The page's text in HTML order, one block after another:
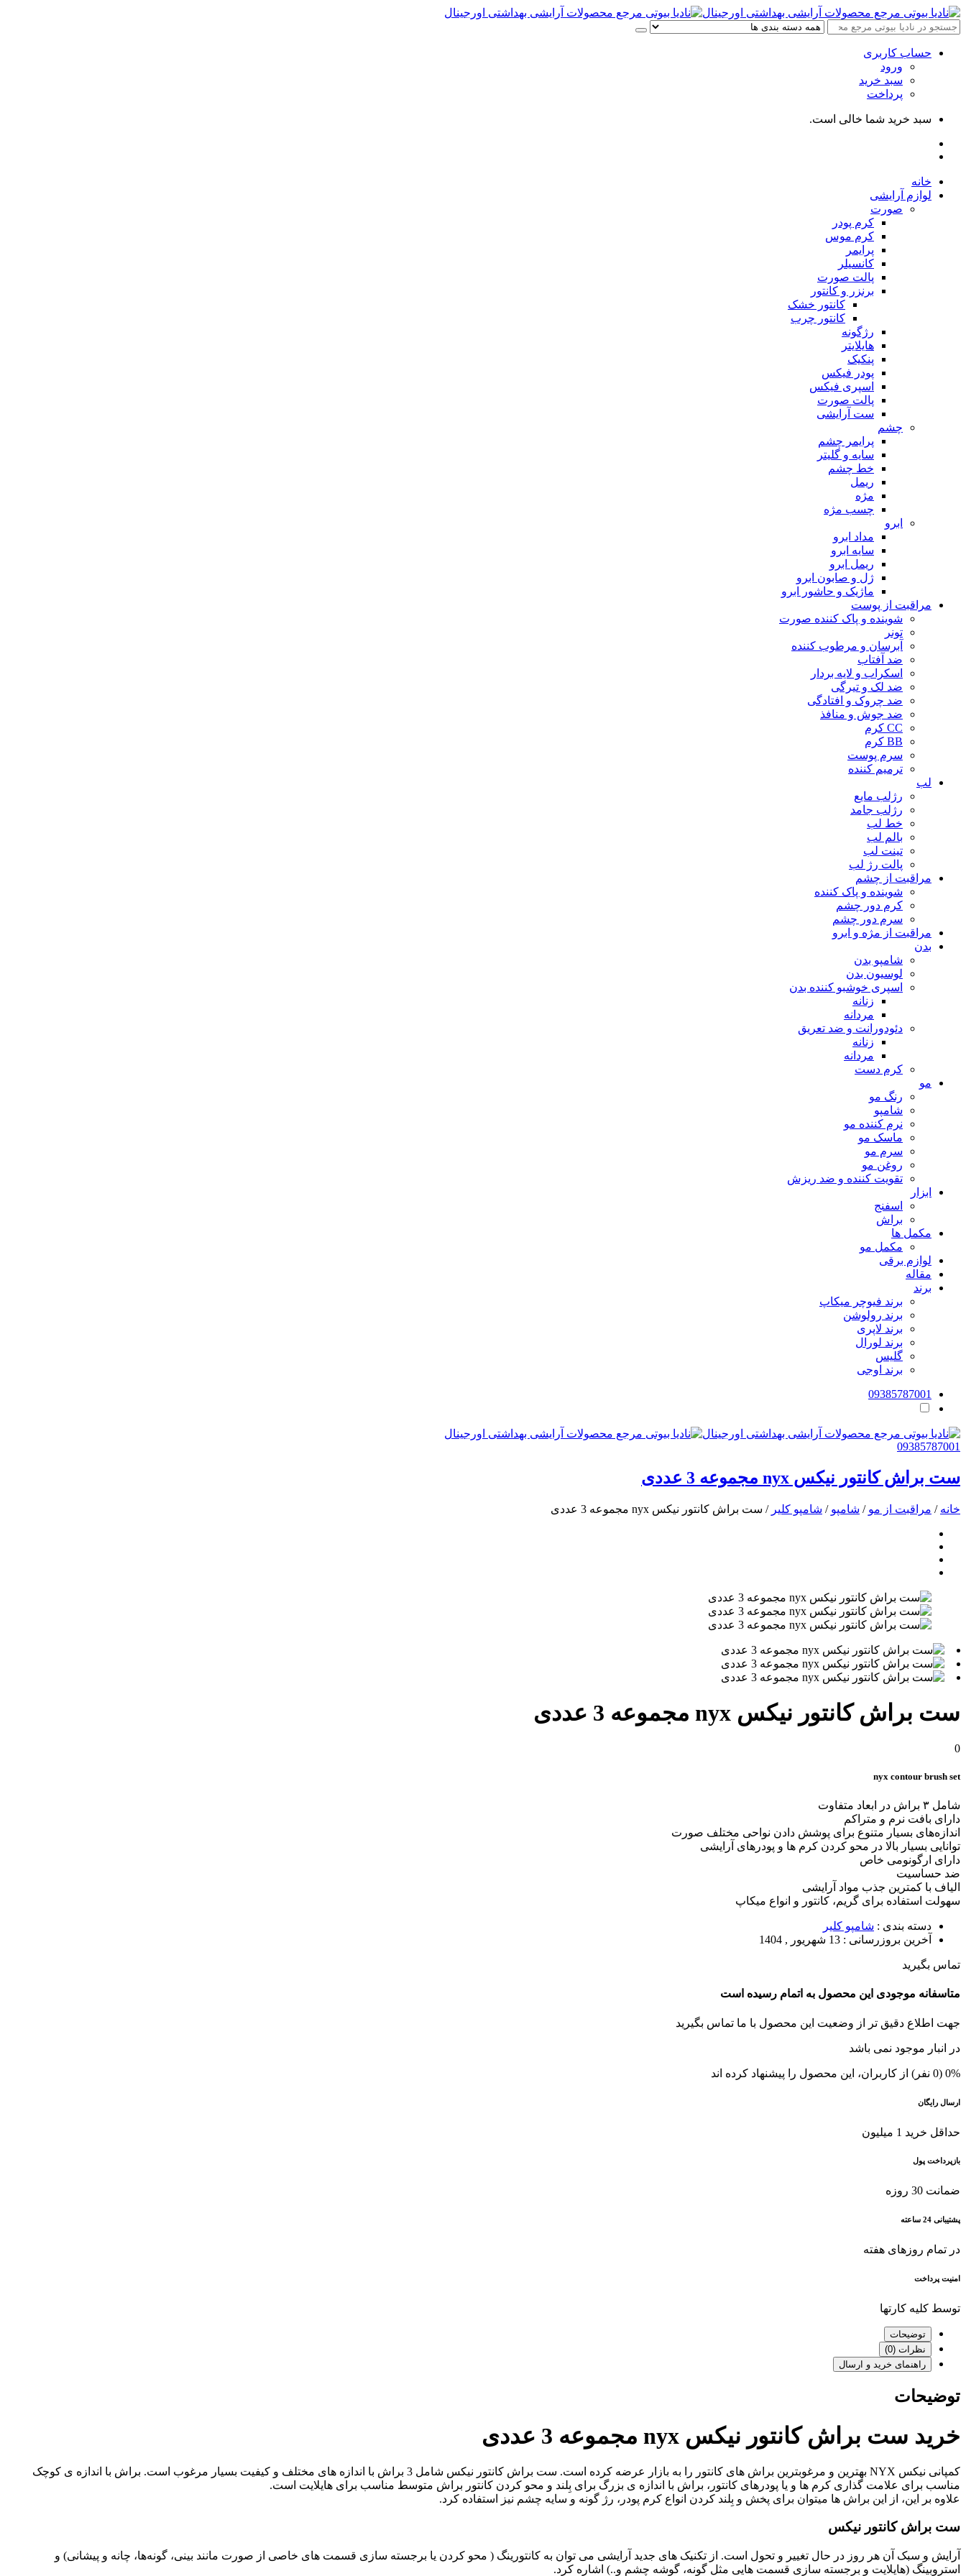
حساب کاربری
ورود
سبد خرید
پرداخت
سبد خرید شما خالی است.
خانه
لوازم آرایشی
صورت
کرم پودر
کرم موس
پرایمر
کانسیلر
پالت صورت
برنزر و کانتور
کانتور خشک
کانتور چرب
رژگونه
هایلایتر
پنکیک
پودر فیکس
اسپری فیکس
پالت صورت
ست آرایشی
چشم
پرایمر چشم
سایه و گلیتر
خط چشم
ریمل
مژه
چسب مژه
ابرو
مداد ابرو
سایه ابرو
ریمل ابرو
ژل و صابون ابرو
ماژیک و حاشور ابرو
مراقبت از پوست
شوینده و پاک کننده صورت
تونر
آبرسان و مرطوب کننده
ضد آفتاب
اسکراب و لایه بردار
ضد لک و تیرگی
ضد چروک و افتادگی
ضد جوش و منافذ
CC کرم
BB کرم
سرم پوست
ترمیم کننده
لب
رژلب مایع
رژلب جامد
خط لب
بالم لب
تینت لب
پالت رژ لب
مراقبت از چشم
شوینده و پاک کننده
کرم دور چشم
سرم دور چشم
مراقبت از مژه و ابرو
بدن
شامپو بدن
لوسیون بدن
اسپری خوشبو کننده بدن
زنانه
مردانه
دئودورانت و ضد تعریق
زنانه
مردانه
کرم دست
مو
رنگ مو
شامپو
نرم کننده مو
ماسک مو
سرم مو
روغن مو
تقویت کننده و ضد ریزش
ابزار
اسفنج
براش
مکمل ها
مکمل مو
لوازم برقی
مقاله
برند
برند فیوچر میکاپ
برند رولوشن
برند لاپری
برند لورال
گلیس
برند اوجی
09385787001
09385787001
ست براش کانتور نیکس nyx مجموعه 3 عددی
خانه / مراقبت از مو / شامپو / شامپو کلیر / ست براش کانتور نیکس nyx مجموعه 3 عددی
ست براش کانتور نیکس nyx مجموعه 3 عددی
0
nyx contour brush set
شامل ۳ براش در ابعاد متفاوت
دارای بافت نرم و متراکم
اندازه‌های بسیار متنوع برای پوشش دادن نواحی مختلف صورت
توانایی بسیار بالا در محو کردن کرم ها و پودرهای آرایشی
دارای ارگونومی خاص
ضد حساسیت
الیاف با کمترین جذب مواد آرایشی
سهولت استفاده برای گریم، کانتور و انواع میکاپ
دسته بندی : شامپو کلیر
آخرین بروزرسانی : 13 شهریور , 1404
تماس بگیرید
متاسفانه موجودی این محصول به اتمام رسیده است
جهت اطلاع دقیق تر از وضعیت این محصول با ما تماس بگیرید
در انبار موجود نمی باشد
0% (0 نفر) از کاربران، این محصول را پیشنهاد کرده اند
ارسال رایگان
حداقل خرید 1 میلیون
بازپرداخت پول
ضمانت 30 روزه
پشتیبانی 24 ساعته
در تمام روزهای هفته
امنیت پرداخت
توسط کلیه کارتها
توضیحات
نظرات (0)
راهنمای خرید و ارسال
توضیحات
خرید ست براش کانتور نیکس nyx مجموعه 3 عددی
کمپانی نیکس NYX بهترین و مرغوبترین براش های کانتور را به بازار عرضه کرده است. ست براش کانتور نیکس شامل 3 براش با اندازه های مختلف و کیفیت بسیار مرغوب است. براش با اندازه ی کوچک
مناسب برای علامت گذاری کرم ها و یا پودرهای کانتور، براش با اندازه ی بزرگ برای بِلند و محو کردن کانتور براش متوسط مناسب برای هایلایت است.
علاوه بر این، از این براش ها میتوان برای پخش و بِلند کردن انواع کرم پودر، رژ گونه و سایه چشم نیز استفاده کرد.
ست براش کانتور نیکس
آرایش و سبک آن هر روز در حال تغییر و تحول است. از تکنیک های جدید آرایشی می توان به کانتورینگ ( محو کردن یا برجسته سازی قسمت های خاصی از صورت مانند بینی، گونه‌ها، چانه و پیشانی) و
استروبینگ (هایلایت و برجسته سازی قسمت هایی مثل گونه، گوشه چشم و..) اشاره کرد.